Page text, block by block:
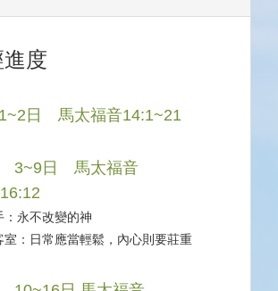
度
日 馬太福音14:1~21
3~9日 馬太福音
：永不改變的神
室：日常應當輕鬆，內心則要莊重